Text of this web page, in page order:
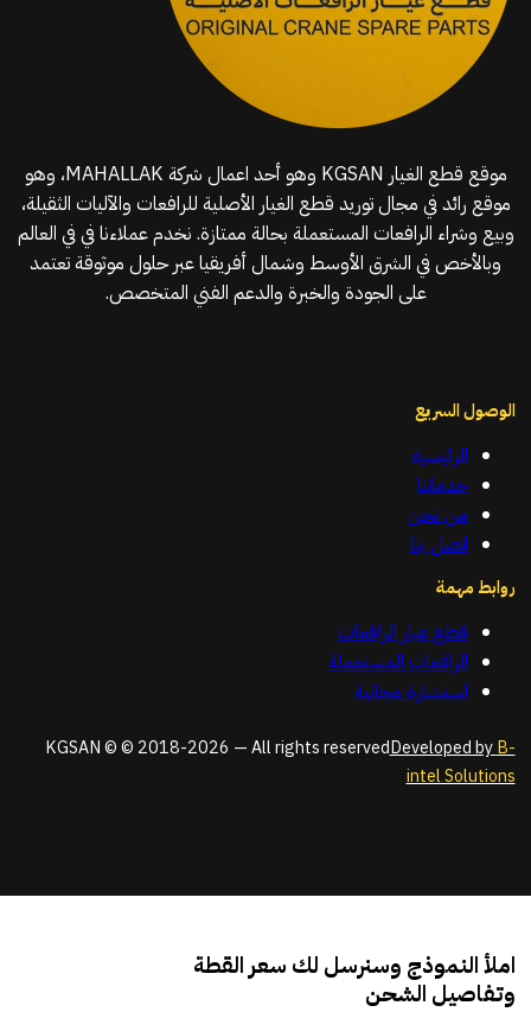
موقع قطع الغيار KGSAN وهو أحد اعمال شركة MAHALLAK، وهو
موقع رائد في مجال توريد قطع الغيار الأصلية للرافعات والآليات الثقيلة،
وبيع وشراء الرافعات المستعملة بحالة ممتازة. نخدم عملاءنا في في العالم
وبالأخص في الشرق الأوسط وشمال أفريقيا عبر حلول موثوقة تعتمد
على الجودة والخبرة والدعم الفني المتخصص.
الوصول السريع
الرئيسية
خدماتنا
من نحن
اتصل بنا
روابط مهمة
قطع غيار الرافعات
الرافعات المستعملة
استشارة مجانية
KGSAN © © 2018-2026 — All rights reservedDeveloped byB-
intel Solutions
املأ النموذج وسنرسل لك سعر القطة
وتفاصيل الشحن